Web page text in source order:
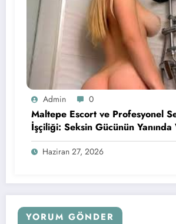
Admin 0
Maltepe Escort ve Profesyonel
İşçiliği: Seksin Gücünün
Keyif Konusunda Öne Çıkan
Haziran 27, 2026
YORUM GÖNDER